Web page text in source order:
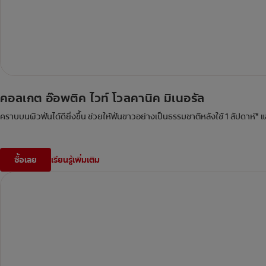
คอลเกต อ๊อพติค ไวท์ โวลคานิค มิเนอรัล
คราบบนผิวฟันได้ดียิ่งขึ้น ช่วยให้ฟันขาวอย่างเป็นธรรมชาติหลังใช้ 1 สัปดาห์*
ซื้อเลย เรียนรู้เพิ่มเติม